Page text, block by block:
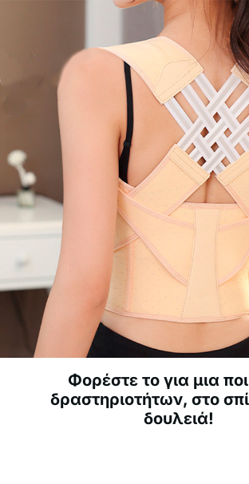
Φορέστε το για μια
δραστηριοτήτων, στο
δουλειά!